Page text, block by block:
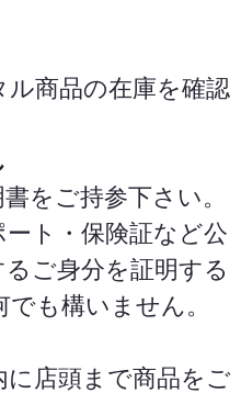
ル商品の在庫を確認
をご持参下さい。
ト・保険証など公
ご身分を証明する
も構いません。
に店頭まで商品をご